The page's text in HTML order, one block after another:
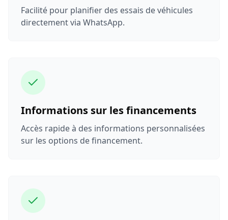
Facilité pour planifier des essais de véhicules
directement via WhatsApp.
Informations sur les financements
Accès rapide à des informations personnalisées
sur les options de financement.